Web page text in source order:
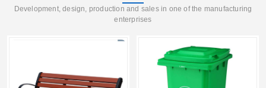
Development, design, production and sales in one of the manufacturing
enterprises